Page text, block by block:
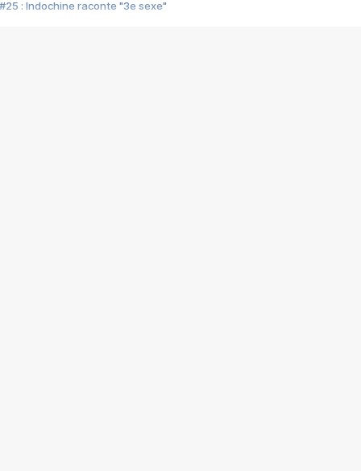
#25 : Indochine raconte "3e sexe"